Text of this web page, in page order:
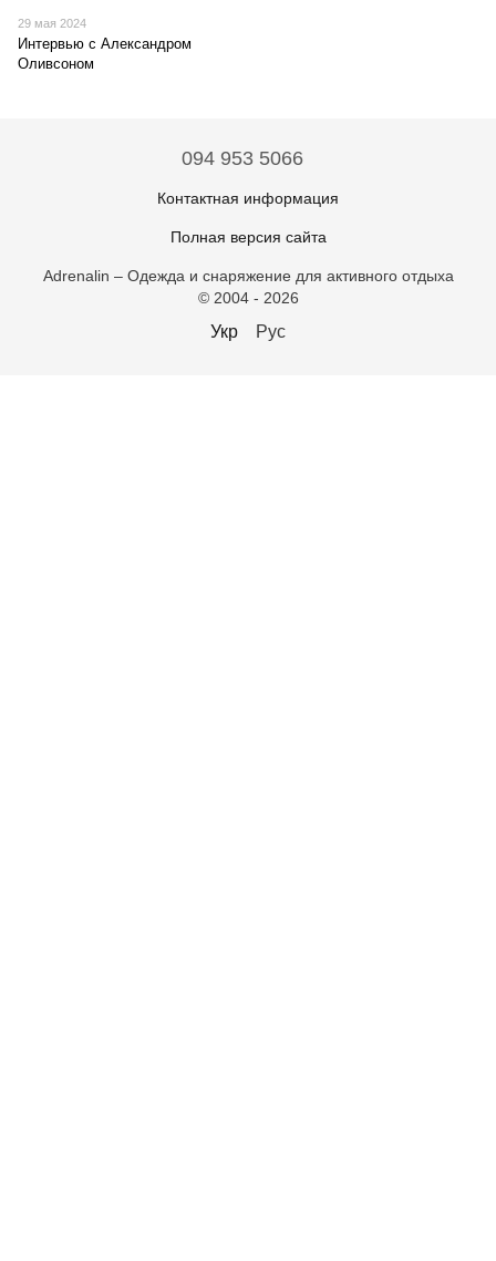
29 мая 2024
Интервью с Александром
Оливсоном
094 953 5066
Контактная информация
Полная версия сайта
Adrenalin – Одежда и снаряжение для активного отдыха
© 2004 - 2026
Укр Рус